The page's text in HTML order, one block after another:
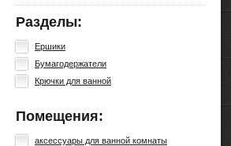
Разделы:
Ершики
Бумагодержатели
Крючки для ванной
Помещения:
аксессуары для ванной комнаты